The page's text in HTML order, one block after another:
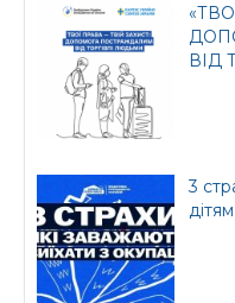
ВІД
3
дітям